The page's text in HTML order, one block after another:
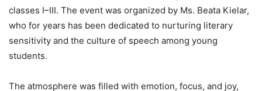
classes I–III. The event was organized by Ms. Beata Kielar,
who for years has been dedicated to nurturing literary
sensitivity and the culture of speech among young
students.
The atmosphere was filled with emotion, focus, and joy,